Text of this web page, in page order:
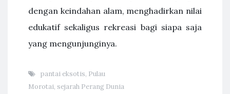
dengan keindahan alam, menghadirkan nilai
edukatif sekaligus rekreasi bagi siapa saja
yang mengunjunginya.
pantai eksotis, Pulau
Morotai, sejarah Perang Dunia